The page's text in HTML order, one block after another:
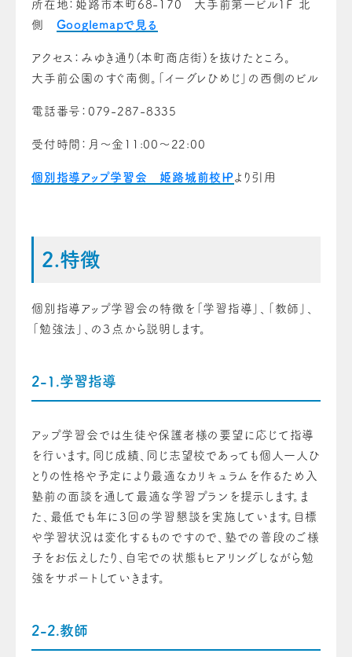
所在地：姫路市本町68-170 大手前第一ビル１Ｆ 北
側 Googlemapで見る
アクセス：みゆき通り(本町商店街)を抜けたところ。
大手前公園のすぐ南側。「イーグレひめじ」の西側のビル
電話番号：079-287-8335
受付時間：月～金11:00～22:00
個別指導アップ学習会 姫路城前校㏋より引用
2.特徴
個別指導アップ学習会の特徴を「学習指導」、「教師」、
「勉強法」、の３点から説明します。
2-1.学習指導
アップ学習会では生徒や保護者様の要望に応じて指導
を行います。同じ成績、同じ志望校であっても個人一人ひ
とりの性格や予定により最適なカリキュラムを作るため入
塾前の面談を通して最適な学習プランを提示します。ま
た、最低でも年に3回の学習懇談を実施しています。目標
や学習状況は変化するものですので、塾での普段のご様
子をお伝えしたり、自宅での状態もヒアリングしながら勉
強をサポートしていきます。
2-2.教師